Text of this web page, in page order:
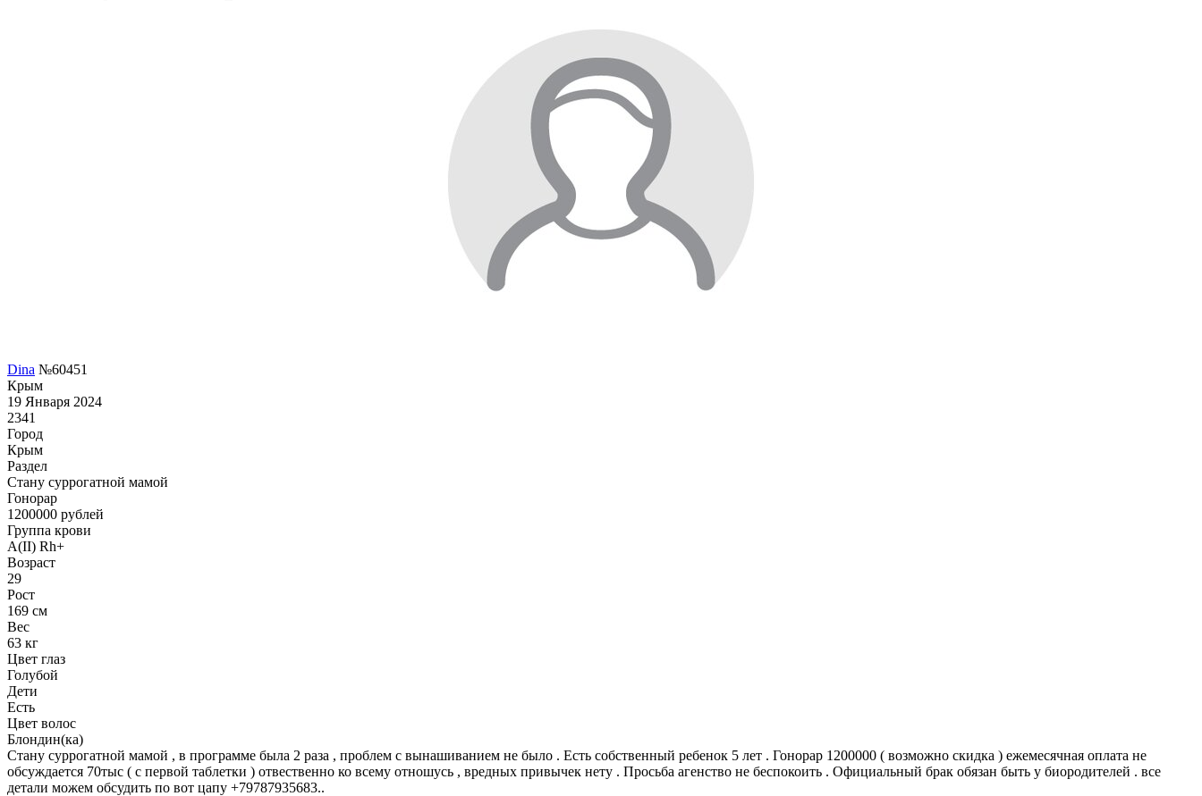
Dina №60451
Крым
19 Января 2024
2341
Город
Крым
Раздел
Cтану суррогатной мамой
Гонoрар
1200000 рублей
Группа крови
A(II) Rh+
Возраст
29
Рост
169 см
Вес
63 кг
Цвет глаз
Голубой
Дети
Есть
Цвет волос
Блондин(ка)
Стану суррогатной мамой , в программе была 2 раза , проблем с вынашиванием не было . Есть собственный ребенок 5 лет . Гонорар 1200000 ( возможно скидка ) ежемесячная оплата не
обсуждается 70тыс ( с первой таблетки ) отвественно ко всему отношусь , вредных привычек нету . Просьба агенство не беспокоить . Официальный брак обязан быть у биородителей . все
детали можем обсудить по вот цапу +79787935683..